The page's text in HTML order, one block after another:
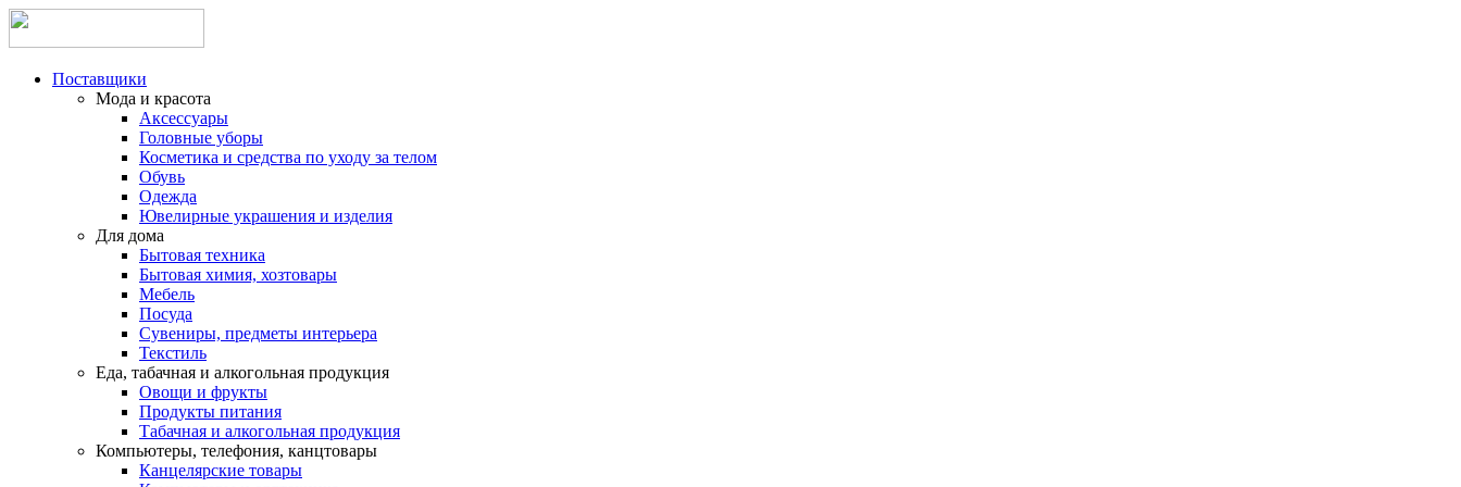
Поставщики
Мода и красота
Аксессуары
Головные уборы
Косметика и средства по уходу за телом
Обувь
Одежда
Ювелирные украшения и изделия
Для дома
Бытовая техника
Бытовая химия, хозтовары
Мебель
Посуда
Сувениры, предметы интерьера
Текстиль
Еда, табачная и алкогольная продукция
Овощи и фрукты
Продукты питания
Табачная и алкогольная продукция
Компьютеры, телефония, канцтовары
Канцелярские товары